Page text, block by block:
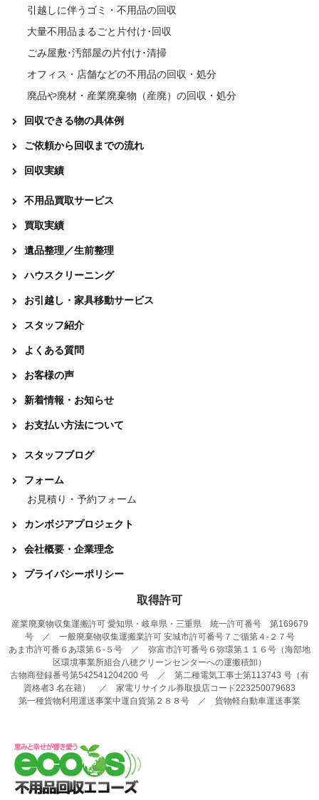
引越しに伴うゴミ・不用品の回収
大量不用品まるごと片付け･回収
ごみ屋敷･汚部屋の片付け･清掃
オフィス・店舗などの不用品の回収・処分
廃品や廃材・産業廃棄物（産廃）の回収・処分
回収できる物の具体例
ご依頼から回収までの流れ
回収実績
不用品買取サービス
買取実績
遺品整理／生前整理
ハウスクリーニング
お引越し・家具移動サービス
スタッフ紹介
よくある質問
お客様の声
新着情報・お知らせ
お支払い方法について
スタッフブログ
フォーム
お見積り・予約フォーム
カンボジアプロジェクト
会社概要・企業理念
プライバシーポリシー
取得許可
産業廃棄物収集運搬許可 愛知県・岐阜県・三重県 統一許可番号 第169679
号 ／ 一般廃棄物収集運搬業許可 安城市許可番号７ご循第４-２７号
あま市許可番６あ環第６-５号 ／ 弥富市許可番号６弥環第１１６号（海部地
区環境事業所組合八穂クリーンセンターへの運搬積卸）
古物商登録番号第542541204200 号 ／ 第二種電気工事士第113743 号（有
資格者3 名在籍） ／ 家電リサイクル券取扱店コード223250079683
第一種貨物利用運送事業中運自貨第２８８号 ／ 貨物軽自動車運送事業